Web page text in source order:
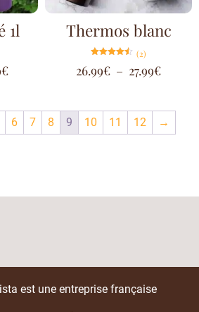
1l
€
Thermos blanc
4.50
sur 5
(2)
26.99€ – 27.99€
6 7 8 9 10 11 12 →
est une entreprise française